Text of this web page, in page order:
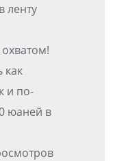
ленту
как
и по-
юаней в